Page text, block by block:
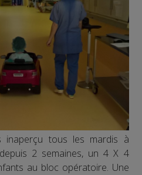
inaperçu tous les mardis à
2 semaines, un 4 X 4
au bloc opératoire. Une